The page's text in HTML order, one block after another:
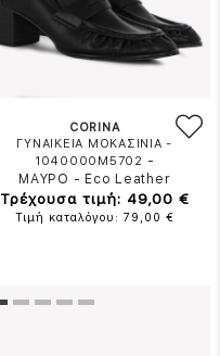
CORINA
ΓΥΝΑΙΚΕΙΑ ΜΟΚΑΣΙΝΙΑ -
1040000M5702 -
ΜΑΥΡΟ - Eco Leather
Τρέχουσα τιμή: 49,00 €
Τιμή καταλόγου: 79,00 €